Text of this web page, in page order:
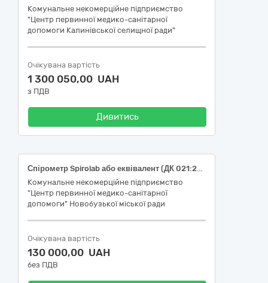
Комунальне некомерційне підприємство
"Центр первинної медико-санітарної
допомоги Калинівської селищної ради"
Очікувана вартість
1 300 050,00 UAH
з ПДВ
Дивитись
Спірометр Spirolab або еквівалент (ДК 021:2015: 33120000-7 «Системи реєстрації медичної інформації та дослідне обладнання»)
Комунальне некомерційне підприємство
"Центр первинної медико-санітарної
допомоги" Новобузької міської ради
Очікувана вартість
130 000,00 UAH
без ПДВ